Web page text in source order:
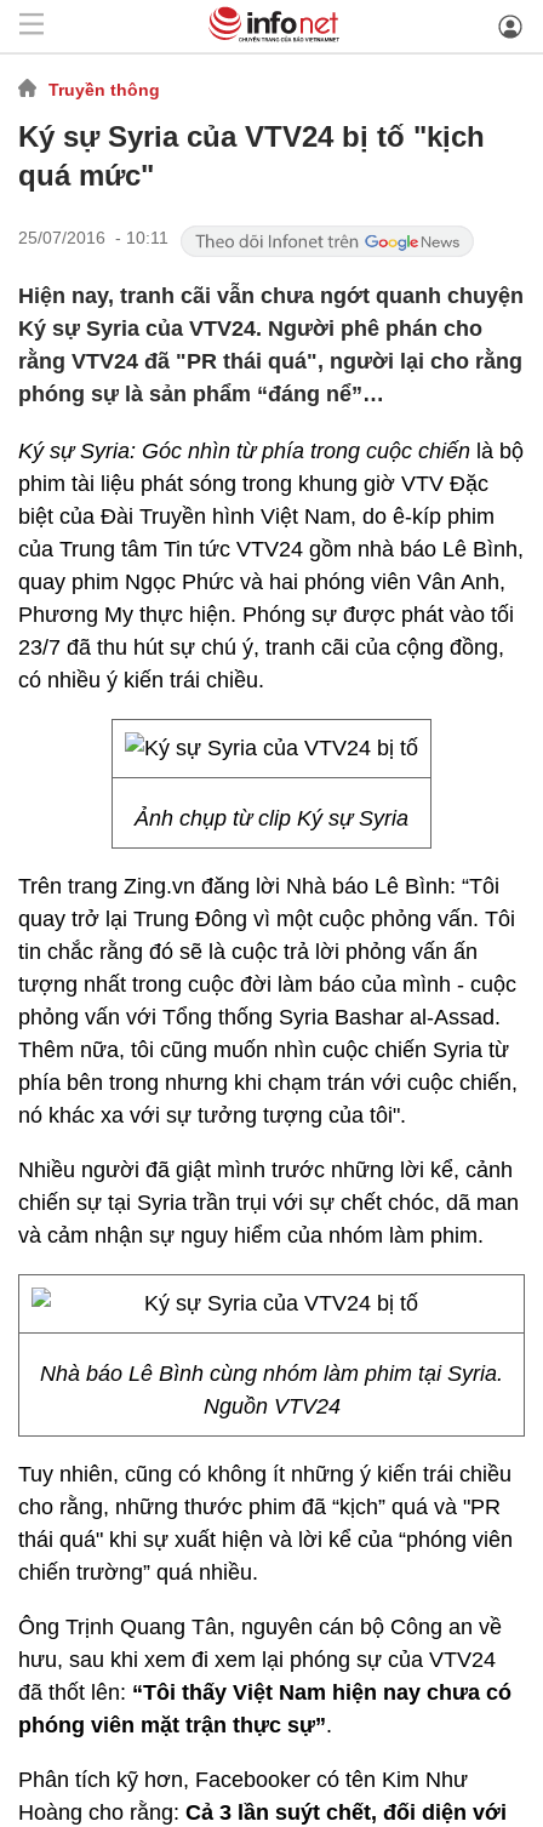
Truyền thông
Ký sự Syria của VTV24 bị tố "kịch
quá mức"
25/07/2016 - 10:11
Hiện nay, tranh cãi vẫn chưa ngớt quanh chuyện
Ký sự Syria của VTV24. Người phê phán cho
rằng VTV24 đã "PR thái quá", người lại cho rằng
phóng sự là sản phẩm “đáng nể”…
Ký sự Syria: Góc nhìn từ phía trong cuộc chiến là bộ
phim tài liệu phát sóng trong khung giờ VTV Đặc
biệt của Đài Truyền hình Việt Nam, do ê-kíp phim
của Trung tâm Tin tức VTV24 gồm nhà báo Lê Bình,
quay phim Ngọc Phức và hai phóng viên Vân Anh,
Phương My thực hiện. Phóng sự được phát vào tối
23/7 đã thu hút sự chú ý, tranh cãi của cộng đồng,
có nhiều ý kiến trái chiều.
Ảnh chụp từ clip Ký sự Syria
Trên trang Zing.vn đăng lời Nhà báo Lê Bình: “Tôi
quay trở lại Trung Đông vì một cuộc phỏng vấn. Tôi
tin chắc rằng đó sẽ là cuộc trả lời phỏng vấn ấn
tượng nhất trong cuộc đời làm báo của mình - cuộc
phỏng vấn với Tổng thống Syria Bashar al-Assad.
Thêm nữa, tôi cũng muốn nhìn cuộc chiến Syria từ
phía bên trong nhưng khi chạm trán với cuộc chiến,
nó khác xa với sự tưởng tượng của tôi".
Nhiều người đã giật mình trước những lời kể, cảnh
chiến sự tại Syria trần trụi với sự chết chóc, dã man
và cảm nhận sự nguy hiểm của nhóm làm phim.
Nhà báo Lê Bình cùng nhóm làm phim tại Syria.
Nguồn VTV24
Tuy nhiên, cũng có không ít những ý kiến trái chiều
cho rằng, những thước phim đã “kịch” quá và "PR
thái quá" khi sự xuất hiện và lời kể của “phóng viên
chiến trường” quá nhiều.
Ông Trịnh Quang Tân, nguyên cán bộ Công an về
hưu, sau khi xem đi xem lại phóng sự của VTV24
đã thốt lên: “Tôi thấy Việt Nam hiện nay chưa có
phóng viên mặt trận thực sự”.
Phân tích kỹ hơn, Facebooker có tên Kim Như
Hoàng cho rằng: Cả 3 lần suýt chết, đối diện với